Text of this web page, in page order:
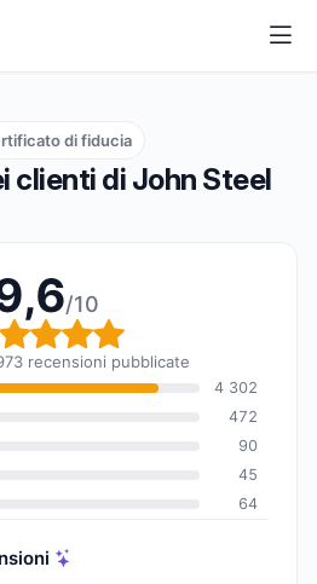
10
clienti di John Steel
di fiducia
/10
globale:
recensioni pubblicate
4 302
472
90
45
64